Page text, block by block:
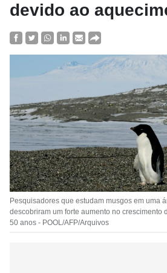
devido ao
Pesquisadores que estudam musgos em uma
descobriram um forte aumento no crescimento
50 anos - POOL/AFP/Arquivos